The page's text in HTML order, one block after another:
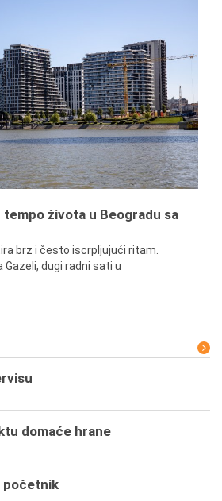
života u Beogradu sa
brz i često iscrpljujući ritam.
dugi radni sati u
domaće hrane